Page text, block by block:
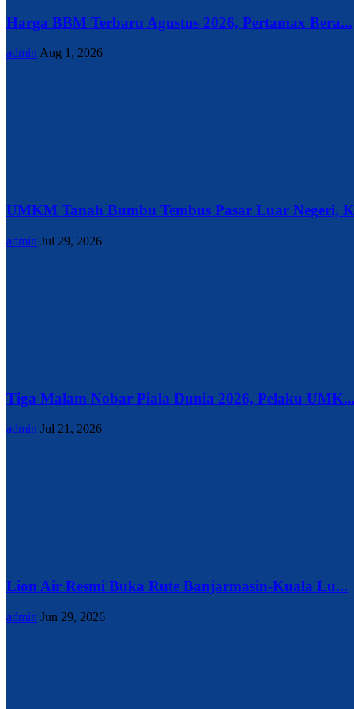
Harga BBM Terbaru Agustus 2026, Pertamax Bera...
admin Aug 1, 2026
UMKM Tanah Bumbu Tembus Pasar Luar Negeri,
admin Jul 29, 2026
Tiga Malam Nobar Piala Dunia 2026, Pelaku
admin Jul 21, 2026
Lion Air Resmi Buka Rute Banjarmasin-Kuala Lu...
admin Jun 29, 2026